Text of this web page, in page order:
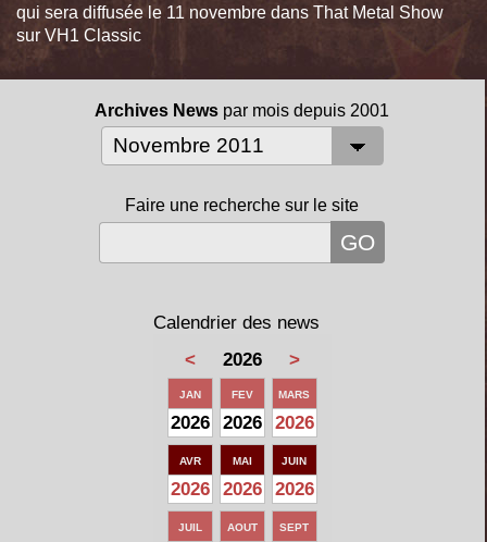
qui sera diffusée le 11 novembre dans That Metal Show
sur VH1 Classic
Archives News par mois depuis 2001
Faire une recherche sur le site
Calendrier des news
<
2026 >
JAN
2026
FEV
2026
MARS
2026
AVR
2026
MAI
2026
JUIN
2026
JUIL AOUT SEPT